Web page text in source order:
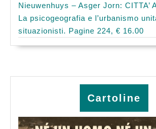
Nieuwenhuys – Asger Jorn: CITTA’
La psicogeografia e l’urbanismo
situazionisti. Pagine 224, € 16.00
Cartoline